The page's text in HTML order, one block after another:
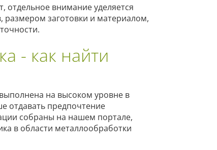
отдельное внимание уделяется
размером заготовки и материалом,
- как найти
на высоком уровне в
отдавать предпочтение
собраны на нашем портале,
в области металлообработки